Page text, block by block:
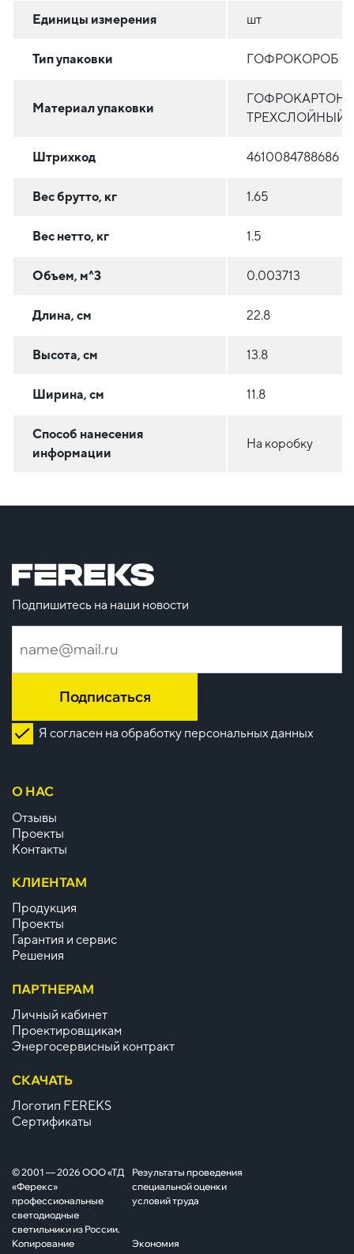
Единицы измерения шт
Тип упаковки ГОФРОКОРОБ
Материал упаковки
ГОФРОКАРТОН
ТРЕХСЛОЙНЫЙ
Штрихкод 4610084788686
Вес брутто, кг 1.65
Вес нетто, кг 1.5
Объем, м^3 0.003713
Длина, см 22.8
Высота, см 13.8
Ширина, см 11.8
Способ нанесения
информации
На коробку
Подпишитесь на наши новости
Подписаться
Я согласен на обработку персональных данных
О НАС
Отзывы
Проекты
Контакты
КЛИЕНТАМ
Продукция
Проекты
Гарантия и сервис
Решения
ПАРТНЕРАМ
Личный кабинет
Проектировщикам
Энергосервисный контракт
СКАЧАТЬ
Логотип FEREKS
Сертификаты
© 2001 — 2026 ООО «ТД
«Ферекс»
профессиональные
светодиодные
светильники из России.
Результаты проведения
специальной оценки
условий труда
Копирование
Экономия